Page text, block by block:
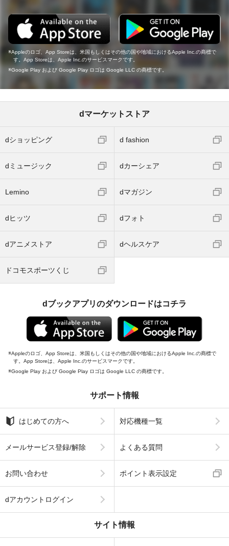
Appleのロゴ、App Storeは、米国もしくはその他の国や地域におけるApple Inc.の商標で
す。App Storeは、Apple Inc.のサービスマークです。
Google Play および Google Play ロゴは Google LLC の商標です。
dマーケットストア
dショッピング d fashion
dミュージック dカーシェア
Lemino dマガジン
dヒッツ dフォト
dアニメストア dヘルスケア
ドコモスポーツくじ
dブックアプリのダウンロードはコチラ
Appleのロゴ、App Storeは、米国もしくはその他の国や地域におけるApple Inc.の商標で
す。App Storeは、Apple Inc.のサービスマークです。
Google Play および Google Play ロゴは Google LLC の商標です。
サポート情報
はじめての方へ 対応機種一覧
メールサービス登録/解除 よくある質問
お問い合わせ ポイント表示設定
dアカウントログイン
サイト情報